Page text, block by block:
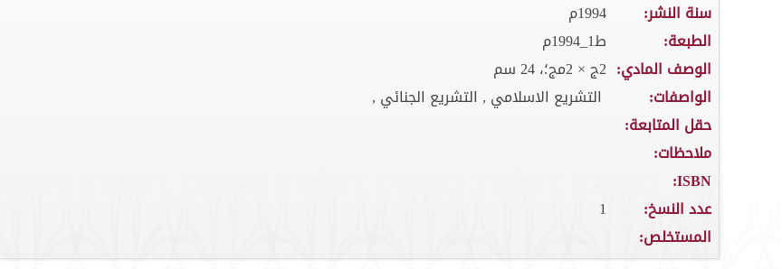
سنة النشر:
1994م
الطبعة:
ط1_1994م
الوصف المادي: 2ج × 2مج؛، 24 سم
الواصفات:
التشريع الاسلامي , التشريع الجنائي ,
حقل المتابعة:
ملاحظات:
ISBN:
عدد النسخ:
1
المستخلص: